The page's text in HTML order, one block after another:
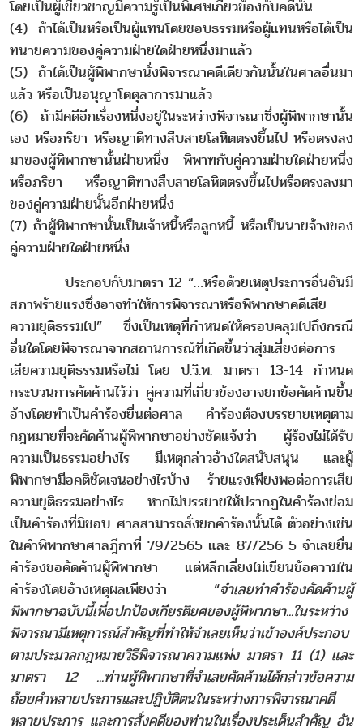
โดยเป็นผู้เชี่ยวชาญมีความรู้เป็นพิเศษเกี่ยวข้องกับคดีนั้น
(4) ถ้าได้เป็นหรือเป็นผู้แทนโดยชอบธรรมหรือผู้แทนหรือได้เป็น
ทนายความของคู่ความฝ่ายใดฝ่ายหนึ่งมาแล้ว
(5) ถ้าได้เป็นผู้พิพากษานั่งพิจารณาคดีเดียวกันนั้นในศาลอื่นมา
แล้ว หรือเป็นอนุญาโตตุลาการมาแล้ว
(6) ถ้ามีคดีอีกเรื่องหนึ่งอยู่ในระหว่างพิจารณาซึ่งผู้พิพากษานั้น
เอง หรือภริยา หรือญาติทางสืบสายโลหิตตรงขึ้นไป หรือตรงลง
มาของผู้พิพากษานั้นฝ่ายหนึ่ง พิพาทกับคู่ความฝ่ายใดฝ่ายหนึ่ง
หรือภริยา หรือญาติทางสืบสายโลหิตตรงขึ้นไปหรือตรงลงมา
ของคู่ความฝ่ายนั้นอีกฝ่ายหนึ่ง
(7) ถ้าผู้พิพากษานั้นเป็นเจ้าหนี้หรือลูกหนี้ หรือเป็นนายจ้างของ
คู่ความฝ่ายใดฝ่ายหนึ่ง
ประกอบกับมาตรา 12 “…หรือด้วยเหตุประการอื่นอันมี
สภาพร้ายแรงซึ่งอาจทำให้การพิจารณาหรือพิพากษาคดีเสีย
ความยุติธรรมไป” ซึ่งเป็นเหตุที่กำหนดให้ครอบคลุมไปถึงกรณี
อื่นใดโดยพิจารณาจากสถานการณ์ที่เกิดขึ้นว่าสุ่มเสี่ยงต่อการ
เสียความยุติธรรมหรือไม่ โดย ป.วิ.พ. มาตรา 13-14 กำหนด
กระบวนการคัดค้านไว้ว่า คู่ความที่เกี่ยวข้องอาจยกข้อคัดค้านขึ้น
อ้างโดยทำเป็นคำร้องยื่นต่อศาล คำร้องต้องบรรยายเหตุตาม
กฎหมายที่จะคัดค้านผู้พิพากษาอย่างชัดแจ้งว่า ผู้ร้องไม่ได้รับ
ความเป็นธรรมอย่างไร มีเหตุกล่าวอ้างใดสนับสนุน และผู้
พิพากษามีอคติชัดเจนอย่างไรบ้าง ร้ายแรงเพียงพอต่อการเสีย
ความยุติธรรมอย่างไร หากไม่บรรยายให้ปรากฏในคำร้องย่อม
เป็นคำร้องที่มิชอบ ศาลสามารถสั่งยกคำร้องนั้นได้ ตัวอย่างเช่น
ในคำพิพากษาศาลฎีกาที่ 79/2565 และ 87/256 5 จำเลยยื่น
คำร้องขอคัดค้านผู้พิพากษา แต่หลีกเลี่ยงไม่เขียนข้อความใน
คำร้องโดยอ้างเหตุผลเพียงว่า “จำเลยทำคำร้องคัดค้านผู้
พิพากษาฉบับนี้เพื่อปกป้องเกียรติยศของผู้พิพากษา...ในระหว่าง
พิจารณามีเหตุการณ์สำคัญที่ทำให้จำเลยเห็นว่าเข้าองค์ประกอบ
ตามประมวลกฎหมายวิธีพิจารณาความแพ่ง มาตรา 11 (1) และ
มาตรา 12 ...ท่านผู้พิพากษาที่จำเลยคัดค้านได้กล่าวข้อความ
ถ้อยคำหลายประการและปฏิบัติตนในระหว่างการพิจารณาคดี
หลายประการ และการสั่งคดีของท่านในเรื่องประเด็นสำคัญ อัน